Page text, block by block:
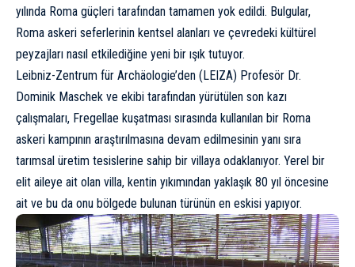
yılında Roma güçleri tarafından tamamen yok edildi. Bulgular,
Roma askeri seferlerinin kentsel alanları ve çevredeki kültürel
peyzajları nasıl etkilediğine yeni bir ışık tutuyor.
Leibniz-Zentrum für Archäologie’den (LEIZA) Profesör Dr.
Dominik Maschek ve ekibi tarafından yürütülen son kazı
çalışmaları, Fregellae kuşatması sırasında kullanılan bir Roma
askeri kampının araştırılmasına devam edilmesinin yanı sıra
tarımsal üretim tesislerine sahip bir villaya odaklanıyor. Yerel bir
elit aileye ait olan villa, kentin yıkımından yaklaşık 80 yıl öncesine
ait ve bu da onu bölgede bulunan türünün en eskisi yapıyor.